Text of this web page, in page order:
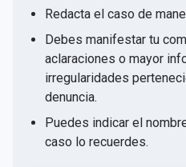
Redacta el caso de
Debes manifestar tu
aclaraciones o mayor
irregularidades
denuncia.
Puedes indicar el
caso lo recuerdes.